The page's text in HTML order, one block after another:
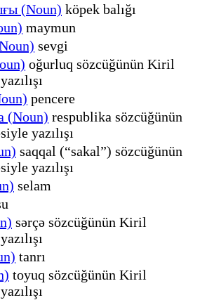
(Noun) köpek balığı
maymun
sevgi
oğurluq sözcüğünün Kiril
pencere
(Noun) respublika sözcüğünün
yazılışı
saqqal (“sakal”) sözcüğünün
yazılışı
selam
sərçə sözcüğünün Kiril
tanrı
toyuq sözcüğünün Kiril